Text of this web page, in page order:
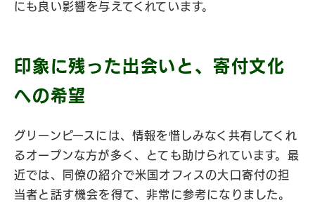
にも良い影響を与えてくれています。
印象に残った出会いと、寄付文化
への希望
グリーンピースには、情報を惜しみなく共有してくれ
るオープンな方が多く、とても助けられています。最
近では、同僚の紹介で米国オフィスの大口寄付の担
当者と話す機会を得て、非常に参考になりました。